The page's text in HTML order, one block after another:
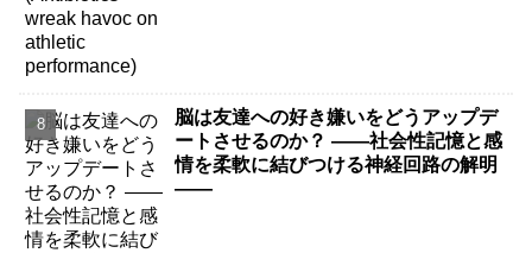
脳は友達への好き嫌いをどうアップデ
ートさせるのか？ ――社会性記憶と感
情を柔軟に結びつける神経回路の解明
――